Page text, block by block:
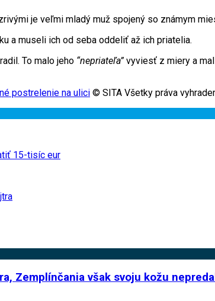
je veľmi mladý muž spojený so známym
a museli ich od seba oddeliť až ich priatelia.
To malo jeho “nepriateľa”vyviesť z miery a mal
postrelenie na ulici © SITA Všetky práva
15-tisíc eur
Zemplínčania však svoju kožu